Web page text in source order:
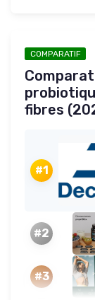
COMPARATIF
fibres
#1
#2
#3